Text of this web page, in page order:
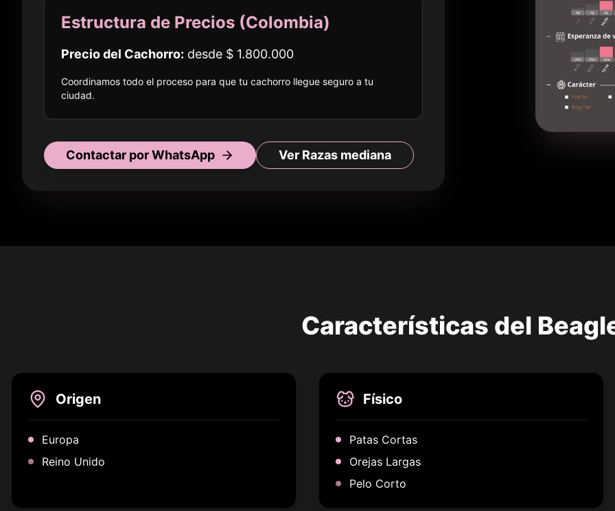
Estructura de Precios (Colombia)
Precio del Cachorro: desde $ 1.800.000
Coordinamos todo el proceso para que tu cachorro llegue seguro a tu
ciudad.
Contactar por WhatsApp Ver Razas mediana
Características del
Origen
Europa
Reino Unido
Físico
Patas Cortas
Orejas Largas
Pelo Corto